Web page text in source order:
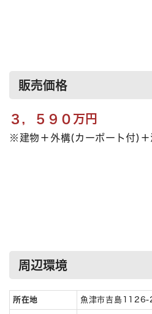
販売価格
３，５９０万円
※建物＋外構(カーポート付)＋
周辺環境
所在地 魚津市吉島1126-